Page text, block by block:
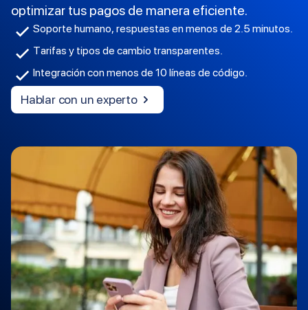
optimizar tus pagos de manera eficiente.
Soporte humano, respuestas en menos de 2.5 minutos.
Tarifas y tipos de cambio transparentes.
Integración con menos de 10 líneas de código.
Hablar con un experto